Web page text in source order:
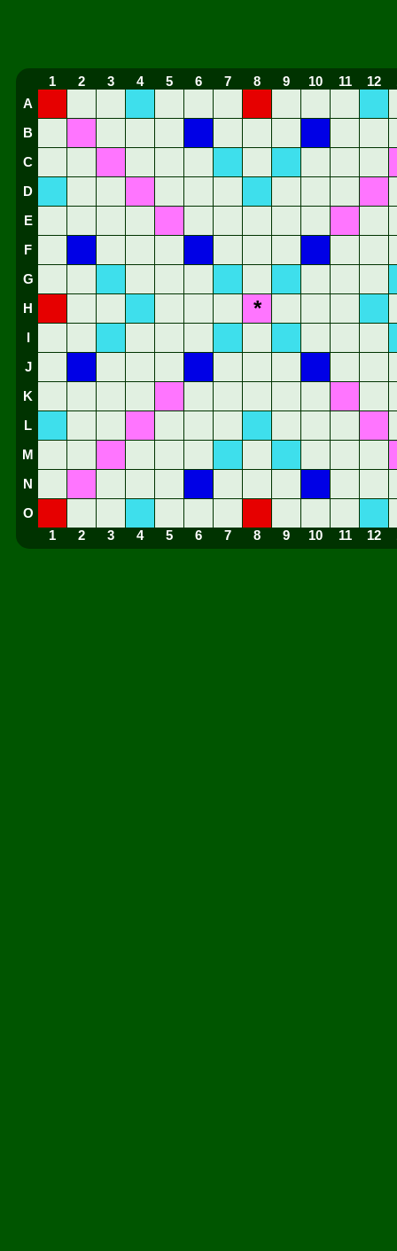
1 2 3 4 5 6 7 8 9 10 11 12
A
B
C
D
E
F
G
H *
I
J
K
L
M
N
O
1
2 3 4 5 6 7 8 9 10 11 12